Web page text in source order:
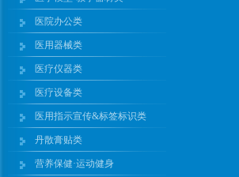
医院办公类
医用器械类
医疗仪器类
医疗设备类
医用指示宣传&标签标识类
丹散膏贴类
营养保健·运动健身